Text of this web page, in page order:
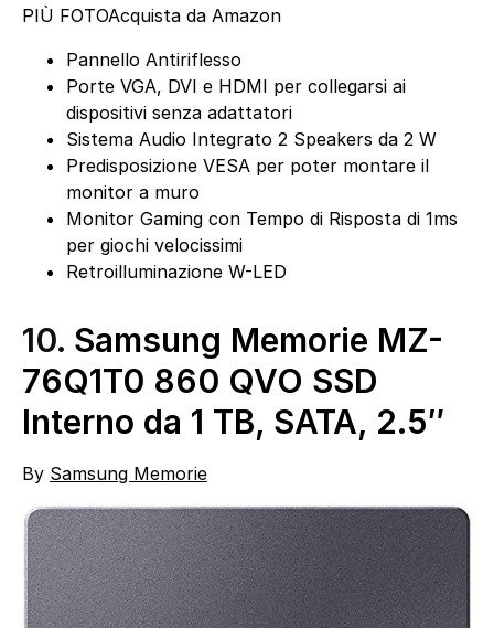
PIÙ FOTOAcquista da Amazon
Pannello Antiriflesso
Porte VGA, DVI e HDMI per collegarsi ai
dispositivi senza adattatori
Sistema Audio Integrato 2 Speakers da 2 W
Predisposizione VESA per poter montare il
monitor a muro
Monitor Gaming con Tempo di Risposta di 1ms
per giochi velocissimi
Retroilluminazione W-LED
10. Samsung Memorie MZ-
76Q1T0 860 QVO SSD
Interno da 1 TB, SATA, 2.5″
By Samsung Memorie